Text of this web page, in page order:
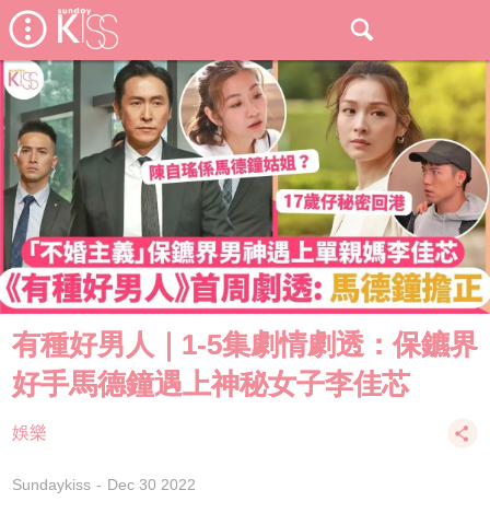
有種好男人｜1-5集劇情劇透：保鑣界
好手馬德鐘遇上神秘女子李佳芯
娛樂
Sundaykiss Dec 30 2022